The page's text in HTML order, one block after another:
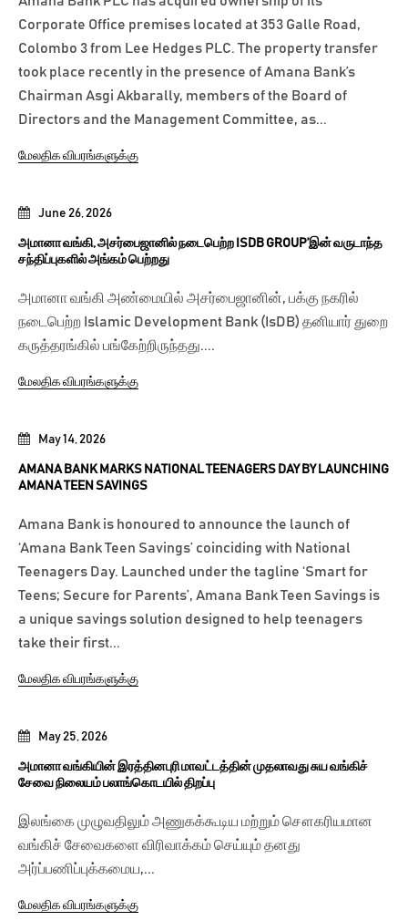
May 25, 2026
அமானா வங்கியின் இரத்தினபுரி மாவட்டத்தின் முதலாவது சுய வங்கிச்
சேவை நிலையம் பலாங்கொடயில் திறப்பு
இலங்கை முழுவதிலும் அணுகக்கூடிய மற்றும் சௌகரியமான
வங்கிச் சேவைகளை விரிவாக்கம் செய்யும் தனது
அர்ப்பணிப்புக்கமைய,...
மேலதிக விபரங்களுக்கு
May 14, 2026
AMANA BANK MARKS NATIONAL TEENAGERS DAY BY LAUNCHING
AMANA TEEN SAVINGS
Amana Bank is honoured to announce the launch of
‘Amana Bank Teen Savings’ coinciding with National
Teenagers Day. Launched under the tagline ‘Smart for
Teens; Secure for Parents’, Amana Bank Teen Savings is
a unique savings solution designed to help teenagers
take their first...
மேலதிக விபரங்களுக்கு
June 26, 2026
அமானா வங்கி, அசர்பைஜானில் நடைபெற்ற ISDB GROUP’இன் வருடாந்த
சந்திப்புகளில் அங்கம் பெற்றது
அமானா வங்கி அண்மையில் அசர்பைஜானின், பக்கு நகரில்
நடைபெற்ற Islamic Development Bank (IsDB) தனியார் துறை
கருத்தரங்கில் பங்கேற்றிருந்தது....
மேலதிக விபரங்களுக்கு
Corporate Office premises located at 353 Galle Road,
Colombo 3 from Lee Hedges PLC. The property transfer
took place recently in the presence of Amana Bank’s
Chairman Asgi Akbarally, members of the Board of
Directors and the Management Committee, as...
மேலதிக விபரங்களுக்கு